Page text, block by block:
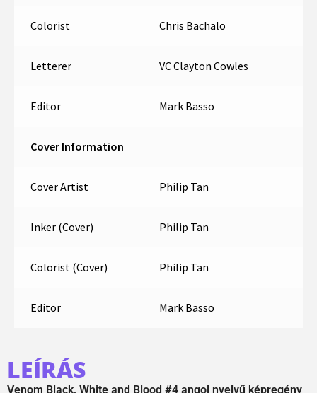
Colorist Chris Bachalo
Letterer VC Clayton Cowles
Editor Mark Basso
Cover Information
Cover Artist Philip Tan
Inker (Cover) Philip Tan
Colorist (Cover) Philip Tan
Editor Mark Basso
LEÍRÁS
Venom Black, White and Blood #4 angol nyelvű képregény